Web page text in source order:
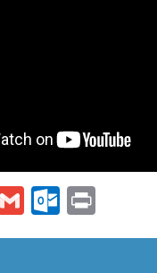
Pinterest
Gmail